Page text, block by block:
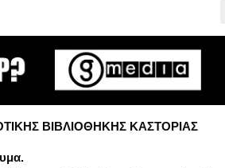
ΒΙΒΛΙΟΘΗΚΗΣ ΚΑΣΤΟΡΙΑΣ